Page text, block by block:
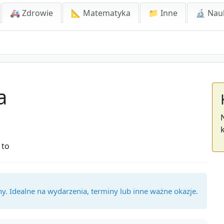
🚑 Zdrowie 📐 Matematyka 📁 Inne 🔬
Idealne na wydarzenia, terminy lub inne ważne okazje.